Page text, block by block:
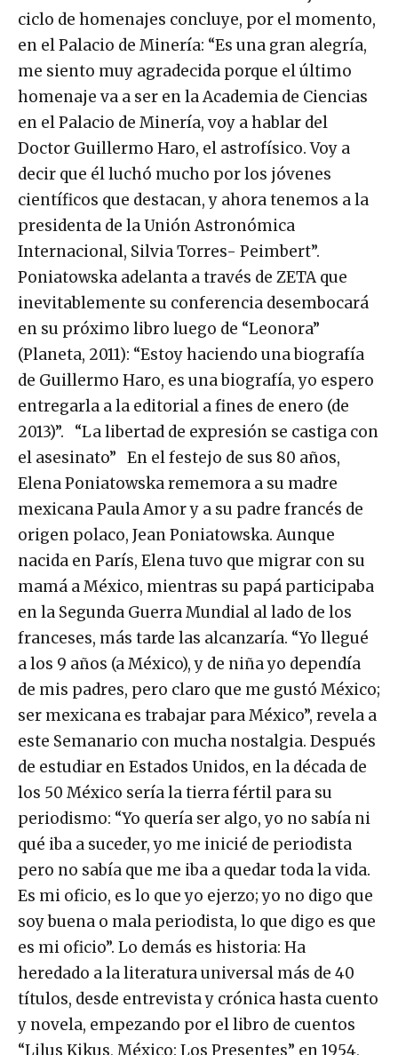
ciclo de homenajes concluye, por el momento,
en el Palacio de Minería: “Es una gran alegría,
me siento muy agradecida porque el último
homenaje va a ser en la Academia de Ciencias
en el Palacio de Minería, voy a hablar del
Doctor Guillermo Haro, el astrofísico. Voy a
decir que él luchó mucho por los jóvenes
científicos que destacan, y ahora tenemos a la
presidenta de la Unión Astronómica
Internacional, Silvia Torres- Peimbert”.
Poniatowska adelanta a través de ZETA que
inevitablemente su conferencia desembocará
en su próximo libro luego de “Leonora”
(Planeta, 2011): “Estoy haciendo una biografía
de Guillermo Haro, es una biografía, yo espero
entregarla a la editorial a fines de enero (de
2013)”. “La libertad de expresión se castiga con
el asesinato” En el festejo de sus 80 años,
Elena Poniatowska rememora a su madre
mexicana Paula Amor y a su padre francés de
origen polaco, Jean Poniatowska. Aunque
nacida en París, Elena tuvo que migrar con su
mamá a México, mientras su papá participaba
en la Segunda Guerra Mundial al lado de los
franceses, más tarde las alcanzaría. “Yo llegué
a los 9 años (a México), y de niña yo dependía
de mis padres, pero claro que me gustó México;
ser mexicana es trabajar para México”, revela a
este Semanario con mucha nostalgia. Después
de estudiar en Estados Unidos, en la década de
los 50 México sería la tierra fértil para su
periodismo: “Yo quería ser algo, yo no sabía ni
qué iba a suceder, yo me inicié de periodista
pero no sabía que me iba a quedar toda la vida.
Es mi oficio, es lo que yo ejerzo; yo no digo que
soy buena o mala periodista, lo que digo es que
es mi oficio”. Lo demás es historia: Ha
heredado a la literatura universal más de 40
títulos, desde entrevista y crónica hasta cuento
y novela, empezando por el libro de cuentos
“Lilus Kikus, México: Los Presentes” en 1954,